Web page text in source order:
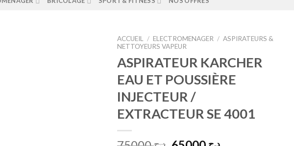
ACCUEIL / ELECTROMENAGER / ASPIRATEURS &
NETTOYEURS VAPEUR
ASPIRATEUR KARCHER
EAU ET POUSSIÈRE
INJECTEUR /
EXTRACTEUR SE 4001
د.ج د.ج